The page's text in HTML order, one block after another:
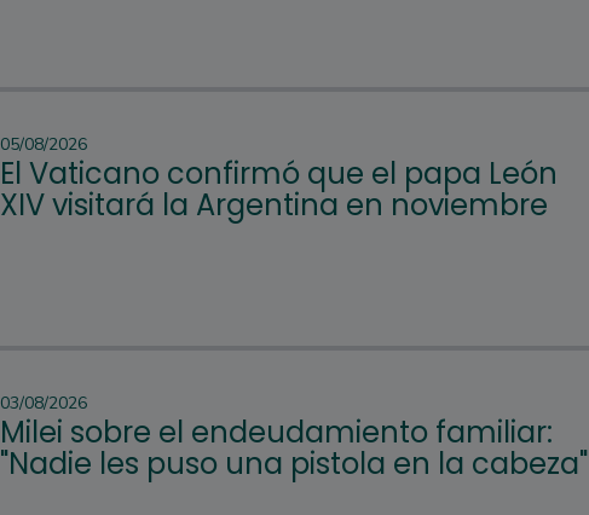
05/08/2026
El Vaticano confirmó que el papa León
XIV visitará la Argentina en noviembre
03/08/2026
Milei sobre el endeudamiento familiar:
"Nadie les puso una pistola en la cabeza"